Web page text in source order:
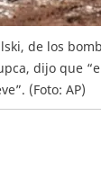
de los
dijo que
(Foto: AP)